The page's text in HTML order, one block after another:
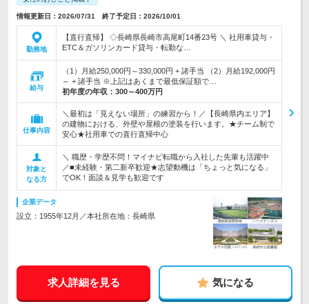
情報更新日：2026/07/31 終了予定日：2026/10/01
勤務地
【直行直帰】 ◇長崎県長崎市高尾町14番23号 ＼ 社用車貸与・
ETC＆ガソリンカード貸与・転勤な…
給与
（1）月給250,000円～330,000円 + 諸手当 （2）月給192,000円
～ + 諸手当 ※上記はあくまで最低保証額で…
初年度の年収： 300～400万円
仕事内容
＼最初は「見えない場所」の練習から！／【長崎県内エリア】
の建物における、外壁や屋根の塗装を行います。★チーム制で
安心★社用車での直行直帰中心
対象と
なる方
＼ 職歴・学歴不問！マイナビ転職から入社した先輩も活躍中
／■未経験・第二新卒歓迎★志望動機は「ちょっと気になる」
でOK！面談＆見学も歓迎です
企業データ
設立：1955年12月／本社所在地：長崎県
求人詳細を見る 気になる